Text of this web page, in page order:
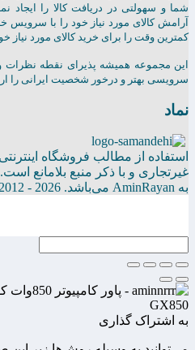
شما و سهولتی در دریافت کالا را ایجاد
آرامش کالای مورد نیاز خود را با سرویس
کمترین وقت را برای خرید کالای مورد نیاز
این مجموعه همیشه پذیرای نقطه نظرات
سرویسی بهتر و درخور شخصیت ایرانی را
نماد
استفاده از مطالب فروشگاه
غیرتجاری و با ذکر منبع بلامانع
به AminRayan می‌باشد. Copyright © 2012 - 2026
به اشتراک گذاری